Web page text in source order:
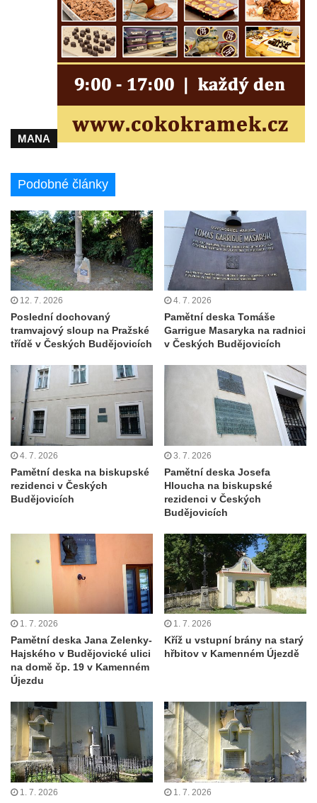
Brozánkách
Pamětní deska mostu Josefa Straky v
Mělníku
domě čp. 17/1 v ulici G. Casanovy v
Duchcově
Pamětní deska Františka Heilmanna na faře
na náměstí Republiky v Duchcově
ve Ferrerově ulici v Duchcově
Barbory v sadech Rudé armády v
Duchcově
Pamětní deska na domě čp. 371 v
Pivovarské ulici ve Šluknově
Pamětní deska Eduarda Schrötera na
bráně hřbitova v Horní Chřibské.
Pamětní deska Friedricha Schillera u
rozhledny Háj u Aše
Pamětní deska Josefa II. na Císařském
kameni
Pamětní deska Františka Schwarze na
domě čp. 42 v Perštýnské ulici v
Pamětní deska Karla Kryla na ulici 1. máje v
Olomouci
budově banky v Palackého ulici v Náchodě
Pamětní deska Josefa Regnera-
Havlovického na bývalém děkanství v ulici
Regnerovy sady v Náchodě
Pamětní deska Josefa Kajetána Tyla na
náměstí Jiřího z Poděbrad v Hořicích
Pamětní deska Antonína Sovy v Parku
Pamětní deska evangelického kostela
(Centra setkávání) v Dolní Poustevně
Pamětní deska Augustina Podoláka v
Chrámu Proměnění Páně ve Varnsdorfu
Pamětní deska Alfonse Dopsche na
MANA
Podobné články
12. 7. 2026
Poslední dochovaný
tramvajový sloup na Pražské
třídě v Českých Budějovicích
4. 7. 2026
Pamětní deska Tomáše
Garrigue Masaryka na radnici
v Českých Budějovicích
4. 7. 2026
Pamětní deska na biskupské
rezidenci v Českých
Budějovicích
3. 7. 2026
Pamětní deska Josefa
Hloucha na biskupské
rezidenci v Českých
Budějovicích
1. 7. 2026
Pamětní deska Jana Zelenky-
Hajského v Budějovické ulici
na domě čp. 19 v Kamenném
Újezdu
1. 7. 2026
Kříž u vstupní brány na starý
hřbitov v Kamenném Újezdě
1. 7. 2026 1. 7. 2026